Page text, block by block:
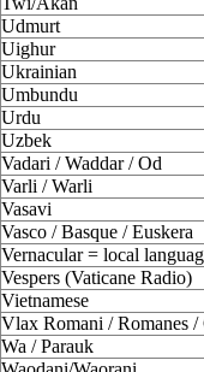
Udmurt
Uighur
Ukrainian
Umbundu
Urdu
Uzbek
Vadari / Waddar / Od
Varli / Warli
Vasavi
Vasco / Basque / Euskera
Vernacular = local
Vespers (Vaticane Radio)
Vietnamese
Vlax Romani / Romanes /
Wa / Parauk